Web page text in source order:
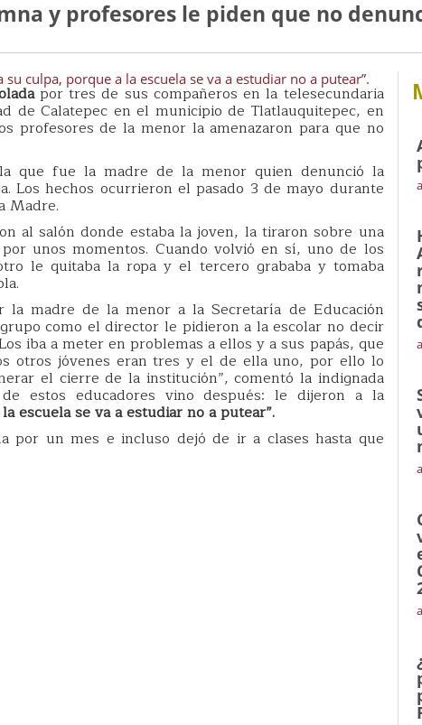
y profesores le piden que no
culpa, porque a la escuela se va a estudiar no a putear”.
por tres de sus compañeros en la telesecundaria
de Calatepec en el municipio de Tlatlauquitepec, en
profesores de la menor la amenazaron para que no
que fue la madre de la menor quien denunció la
Los hechos ocurrieron el pasado 3 de mayo durante
Madre.
al salón donde estaba la joven, la tiraron sobre una
unos momentos. Cuando volvió en sí, uno de los
le quitaba la ropa y el tercero grababa y tomaba
la madre de la menor a la Secretaría de Educación
como el director le pidieron a la escolar no decir
iba a meter en problemas a ellos y a sus papás, que
otros jóvenes eran tres y el de ella uno, por ello lo
el cierre de la institución”, comentó la indignada
estos educadores vino después: le dijeron a la
escuela se va a estudiar no a putear”.
por un mes e incluso dejó de ir a clases hasta que